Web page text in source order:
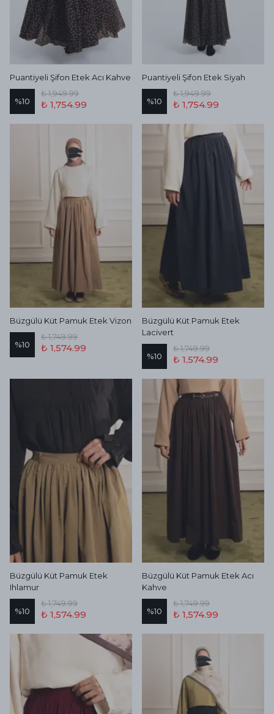
Puantiyeli Şifon Etek Acı Kahve
%10
₺ 1,949.99
₺ 1,754.99
Puantiyeli Şifon Etek Siyah
%10
₺ 1,949.99
₺ 1,754.99
Büzgülü Küt Pamuk Etek Vizon
%10
₺ 1,749.99
₺ 1,574.99
Büzgülü Küt Pamuk Etek
Lacivert
%10
₺ 1,749.99
₺ 1,574.99
Büzgülü Küt Pamuk Etek
Ihlamur
%10
₺ 1,749.99
₺ 1,574.99
Büzgülü Küt Pamuk Etek Acı
Kahve
%10
₺ 1,749.99
₺ 1,574.99